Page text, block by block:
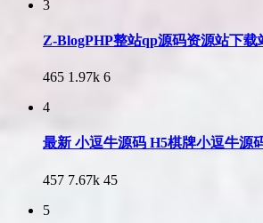
3
Z-BlogPHP整站qp源码资源站下载
465 1.97k 6
4
最新 小逗牛源码 H5棋牌小逗牛源
457 7.67k 45
5